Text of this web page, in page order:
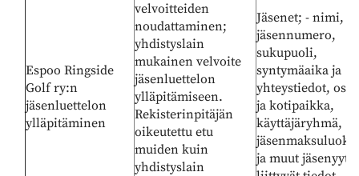
Espoo Ringside
Golf ry:n
jäsenluettelon
ylläpitäminen
velvoitteiden
noudattaminen;
yhdistyslain
mukainen velvoite
jäsenluettelon
ylläpitämiseen.
Rekisterinpitäjän
oikeutettu etu
muiden kuin
yhdistyslain
Jäsenet; - nimi,
jäsennumero,
sukupuoli,
syntymäaika ja
yhteystiedot,
ja kotipaikka,
käyttäjäryhmä,
ja muut